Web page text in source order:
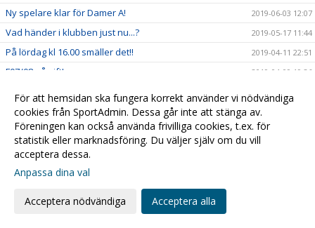
Ny spelare klar för Damer A! 2019-06-03 12:07
Vad händer i klubben just nu...? 2019-05-17 11:44
På lördag kl 16.00 smäller det!! 2019-04-11 22:51
F07/08 på vift! 2019-04-09 19:26
Uppdatering från Gran Canaria 2019-04-05 23:14
Full fart framåt! Challenge Cup info: 2019-03-21 12:42
Massor med handboll i helgen!!! 2019-03-14 14:52
Info inför Challenge Cup
Kristianstad Handboll bygger vidare!
Damerna är vidare!
För att hemsidan ska fungera korrekt använder vi nödvändiga
cookies från SportAdmin. Dessa går inte att stänga av.
Föreningen kan också använda frivilliga cookies, t.ex. för
statistik eller marknadsföring. Du väljer själv om du vill
acceptera dessa.
Anpassa dina val
Acceptera nödvändiga Acceptera alla